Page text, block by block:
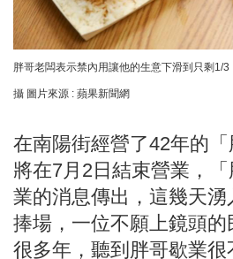
胖哥老闆表示禁內用讓他的生意下滑到只剩1/
攝 圖片來源 : 蘋果新聞網
在南陽街經營了42年的「
將在7月2日結束營業，
業的消息傳出，這幾天
捧場，一位不願上鏡頭的
很多年，聽到胖哥歇業